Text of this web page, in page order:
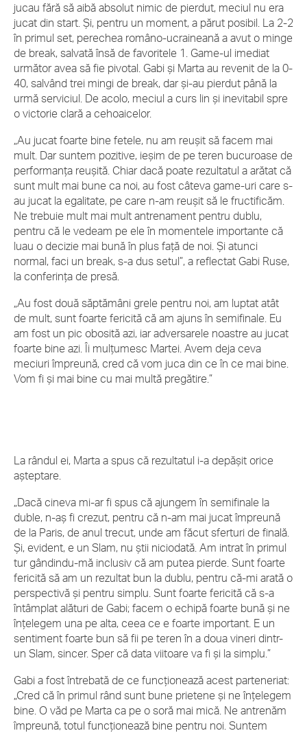
jucau fără să aibă absolut nimic de pierdut, meciul nu era
jucat din start. Și, pentru un moment, a părut posibil. La 2-2
în primul set, perechea româno-ucraineană a avut o minge
de break, salvată însă de favoritele 1. Game-ul imediat
următor avea să fie pivotal. Gabi și Marta au revenit de la 0-
40, salvând trei mingi de break, dar și-au pierdut până la
urmă serviciul. De acolo, meciul a curs lin și inevitabil spre
o victorie clară a cehoaicelor.
„Au jucat foarte bine fetele, nu am reușit să facem mai
mult. Dar suntem pozitive, ieșim de pe teren bucuroase de
performanța reușită. Chiar dacă poate rezultatul a arătat că
sunt mult mai bune ca noi, au fost câteva game-uri care s-
au jucat la egalitate, pe care n-am reușit să le fructificăm.
Ne trebuie mult mai mult antrenament pentru dublu,
pentru că le vedeam pe ele în momentele importante că
luau o decizie mai bună în plus față de noi. Și atunci
normal, faci un break, s-a dus setul”, a reflectat Gabi Ruse,
la conferința de presă.
„Au fost două săptămâni grele pentru noi, am luptat atât
de mult, sunt foarte fericită că am ajuns în semifinale. Eu
am fost un pic obosită azi, iar adversarele noastre au jucat
foarte bine azi. Îi mulțumesc Martei. Avem deja ceva
meciuri împreună, cred că vom juca din ce în ce mai bine.
Vom fi și mai bine cu mai multă pregătire.”
La rândul ei, Marta a spus că rezultatul i-a depășit orice
așteptare.
„Dacă cineva mi-ar fi spus că ajungem în semifinale la
duble, n-aș fi crezut, pentru că n-am mai jucat împreună
de la Paris, de anul trecut, unde am făcut sferturi de finală.
Și, evident, e un Slam, nu știi niciodată. Am intrat în primul
tur gândindu-mă inclusiv că am putea pierde. Sunt foarte
fericită să am un rezultat bun la dublu, pentru că-mi arată o
perspectivă și pentru simplu. Sunt foarte fericită că s-a
întâmplat alături de Gabi; facem o echipă foarte bună și ne
înțelegem una pe alta, ceea ce e foarte important. E un
sentiment foarte bun să fii pe teren în a doua vineri dintr-
un Slam, sincer. Sper că data viitoare va fi și la simplu.”
Gabi a fost întrebată de ce funcționează acest parteneriat:
„Cred că în primul rând sunt bune prietene și ne înțelegem
bine. O văd pe Marta ca pe o soră mai mică. Ne antrenăm
împreună, totul funcționează bine pentru noi. Suntem